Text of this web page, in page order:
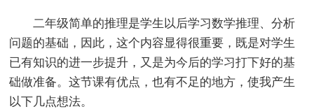
二年级简单的推理是学生以后学习数学推理、分析
问题的基础，因此，这个内容显得很重要，既是对学生
已有知识的进一步提升，又是为今后的学习打下好的基
础做准备。这节课有优点，也有不足的地方，使我产生
以下几点想法。